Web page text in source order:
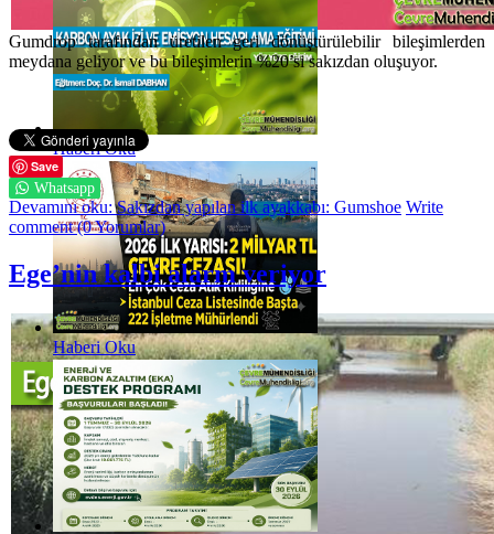
Haberi Oku
Haberi Oku
Gumdrop tarafından üretilen geri dönüştürülebilir bileşimlerden
meydana geliyor ve bu bileşimlerin %20’si sakızdan oluşuyor.
Save
Whatsapp
Devamını oku: Sakızdan yapılan ilk ayakkabı: Gumshoe Write
comment (0 Yorumlar)
Ege’nin kalbi alarm veriyor